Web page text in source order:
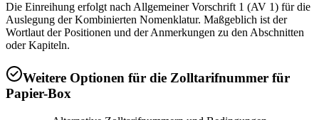
Die Einreihung erfolgt nach Allgemeiner Vorschrift 1 (AV 1) für die
Auslegung der Kombinierten Nomenklatur. Maßgeblich ist der
Wortlaut der Positionen und der Anmerkungen zu den Abschnitten
oder Kapiteln.
Weitere Optionen für die Zolltarifnummer für
Papier-Box